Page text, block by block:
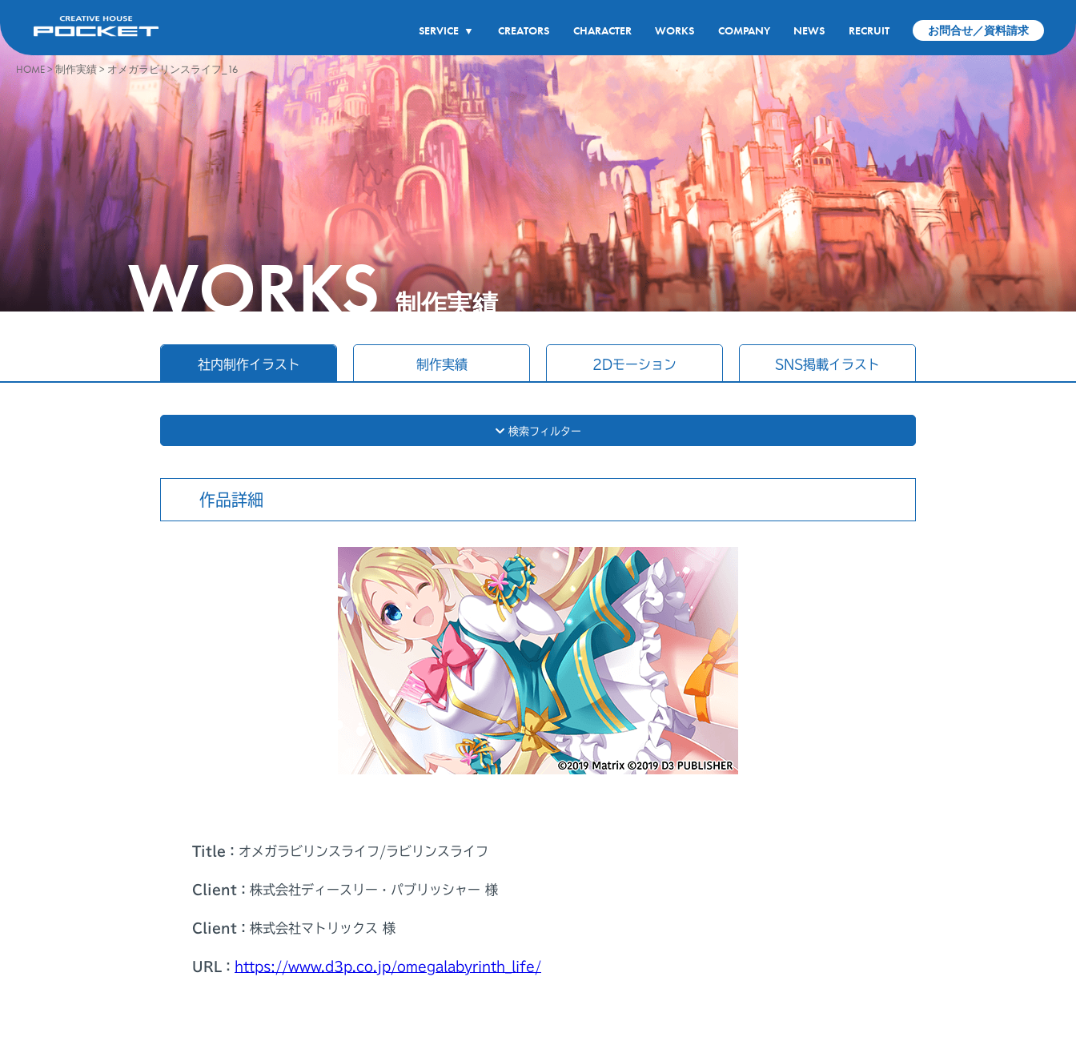
SERVICE ▼ CREATORS CHARACTER WORKS COMPANY NEWS RECRUIT お問合せ／資料請求
HOME>制作実績> オメガラビリンスライフ_16
WORKS 制作実績
社内制作イラスト 制作実績 2Dモーション SNS掲載イラスト
検索フィルター
作品詳細
Title： オメガラビリンスライフ/ラビリンスライフ
Client： 株式会社ディースリー・パブリッシャー 様
Client： 株式会社マトリックス 様
URL： https://www.d3p.co.jp/omegalabyrinth_life/